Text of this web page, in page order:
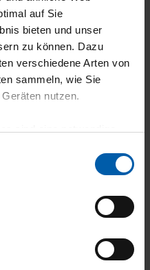
auf Sie
bieten und unser
zu können. Dazu
verschiedene Arten von
sammeln, wie Sie
nutzen.
zur Auswahl und
Angebote, Anzeigen
und Ihres
26.12.2025
gut an.